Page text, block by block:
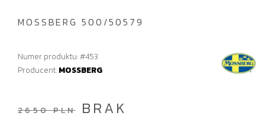
MOSSBERG 500/50579
Numer produktu: #453
Producent: MOSSBERG
2650 PLNBRAK